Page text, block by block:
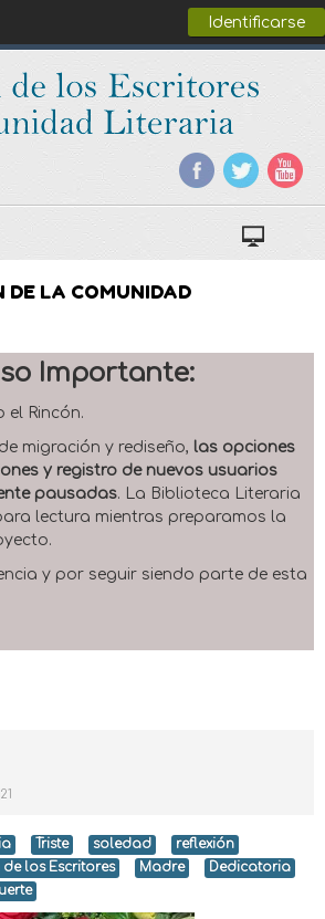
Identificarse
LA COMUNIDAD
Importante:
el Rincón.
migración y rediseño, las opciones
y registro de nuevos usuarios
pausadas. La Biblioteca Literaria
lectura mientras preparamos la
y por seguir siendo parte de esta
Triste soledad
reflexión
de los Escritores Madre
Dedicatoria